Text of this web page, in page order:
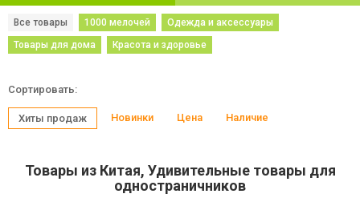
Все товары 1000 мелочей
Одежда и аксессуары
Товары для дома
Красота и здоровье
Сортировать:
Хиты продаж Новинки Цена Наличие
Товары из Китая, Удивительные товары для
одностраничников